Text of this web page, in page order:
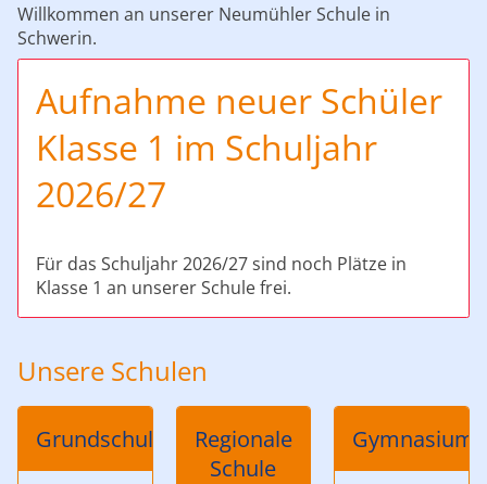
Willkommen an unserer Neumühler Schule in
Schwerin.
Aufnahme neuer Schüler
Klasse 1 im Schuljahr
2026/27
Für das Schuljahr 2026/27 sind noch Plätze in
Klasse 1 an unserer Schule frei.
Unsere Schulen
Grundschule
Regionale
Schule
Gymnasium